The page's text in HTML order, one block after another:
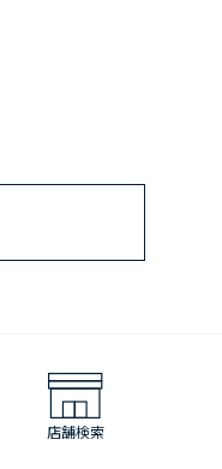
店舗検索